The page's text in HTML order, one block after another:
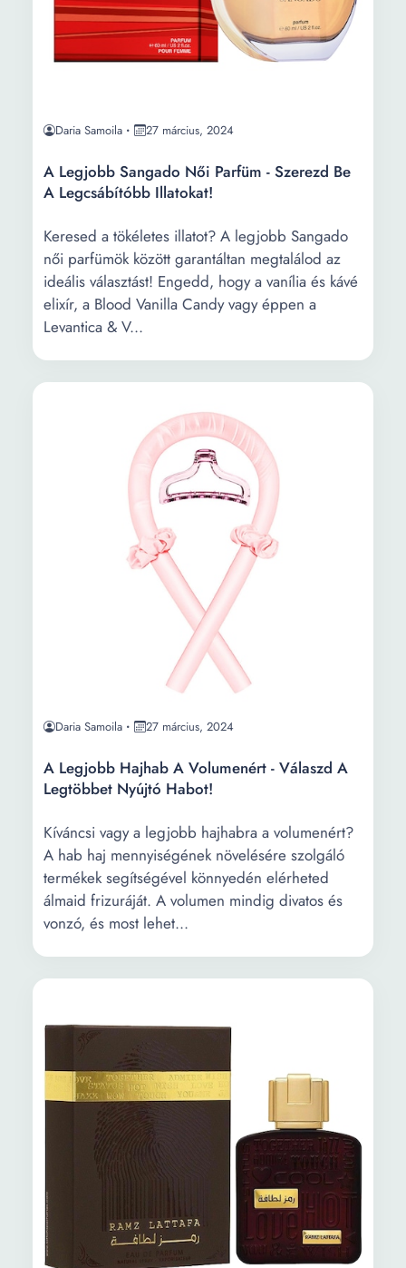
Daria Samoila 27 március, 2024
A Legjobb Sangado Női Parfüm - Szerezd Be
A Legcsábítóbb Illatokat!
Keresed a tökéletes illatot? A legjobb Sangado
női parfümök között garantáltan megtalálod az
ideális választást! Engedd, hogy a vanília és kávé
elixír, a Blood Vanilla Candy vagy éppen a
Levantica & V...
Daria Samoila 27 március, 2024
A Legjobb Hajhab A Volumenért - Válaszd A
Legtöbbet Nyújtó Habot!
Kíváncsi vagy a legjobb hajhabra a volumenért?
A hab haj mennyiségének növelésére szolgáló
termékek segítségével könnyedén elérheted
álmaid frizuráját. A volumen mindig divatos és
vonzó, és most lehet...